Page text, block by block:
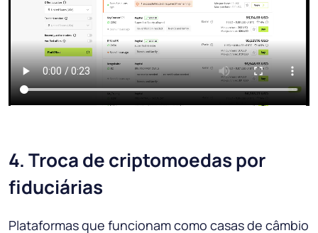
4. Troca de criptomoedas por
fiduciárias
Plataformas que funcionam como casas de câmbio